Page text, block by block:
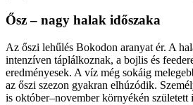
Ősz – nagy halak időszaka
Az őszi lehűlés Bokodon aranyat ér. A
intenzíven táplálkoznak, a bojlis és
eredményesek. A víz még sokáig
az őszi szezon gyakran elhúzódik.
is október–november környékén született